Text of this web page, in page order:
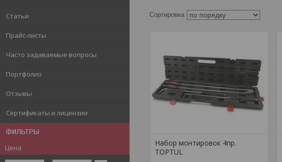
Статьи
Прайс-листы
Часто задаваемые вопросы
Портфолио
Отзывы
Сертификаты и лицензии
ФИЛЬТРЫ
Цена
Набор монтировок 4пр.
TOPTUL